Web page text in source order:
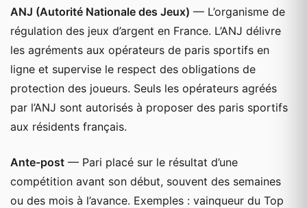
ANJ (Autorité Nationale des Jeux) — L’organisme de
régulation des jeux d’argent en France. L’ANJ délivre
les agréments aux opérateurs de paris sportifs en
ligne et supervise le respect des obligations de
protection des joueurs. Seuls les opérateurs agréés
par l’ANJ sont autorisés à proposer des paris sportifs
aux résidents français.
Ante-post — Pari placé sur le résultat d’une
compétition avant son début, souvent des semaines
ou des mois à l’avance. Exemples : vainqueur du Top